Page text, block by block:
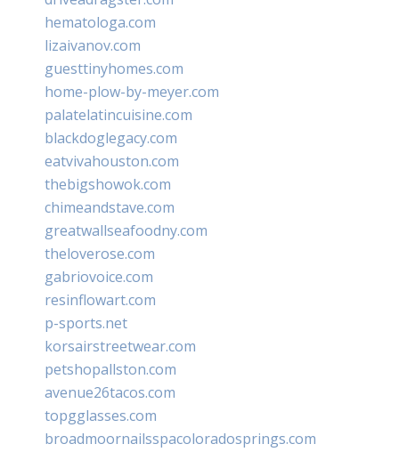
hematologa.com
lizaivanov.com
guesttinyhomes.com
home-plow-by-meyer.com
palatelatincuisine.com
blackdoglegacy.com
eatvivahouston.com
thebigshowok.com
chimeandstave.com
greatwallseafoodny.com
theloverose.com
gabriovoice.com
resinflowart.com
p-sports.net
korsairstreetwear.com
petshopallston.com
avenue26tacos.com
topgglasses.com
broadmoornailsspacoloradosprings.com